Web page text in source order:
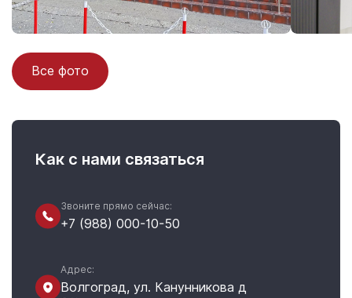
Все фото
Как с нами связаться
Звоните прямо сейчас:
+7 (988) 000-10-50
Адрес:
Волгоград, ул. Канунникова д